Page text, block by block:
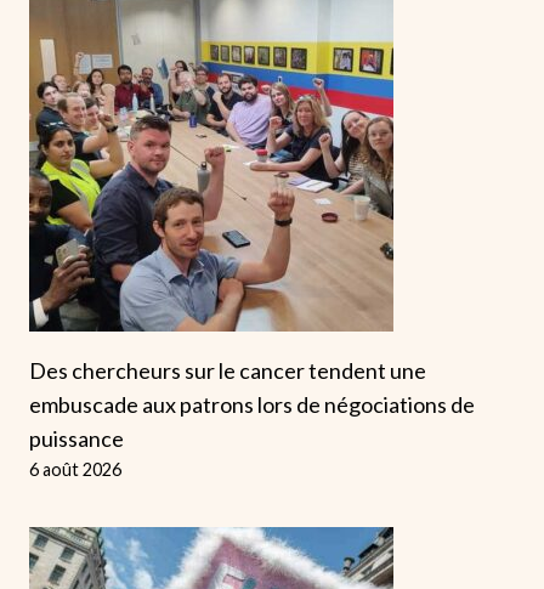
Des chercheurs sur le cancer tendent une
embuscade aux patrons lors de négociations de
puissance
6 août 2026